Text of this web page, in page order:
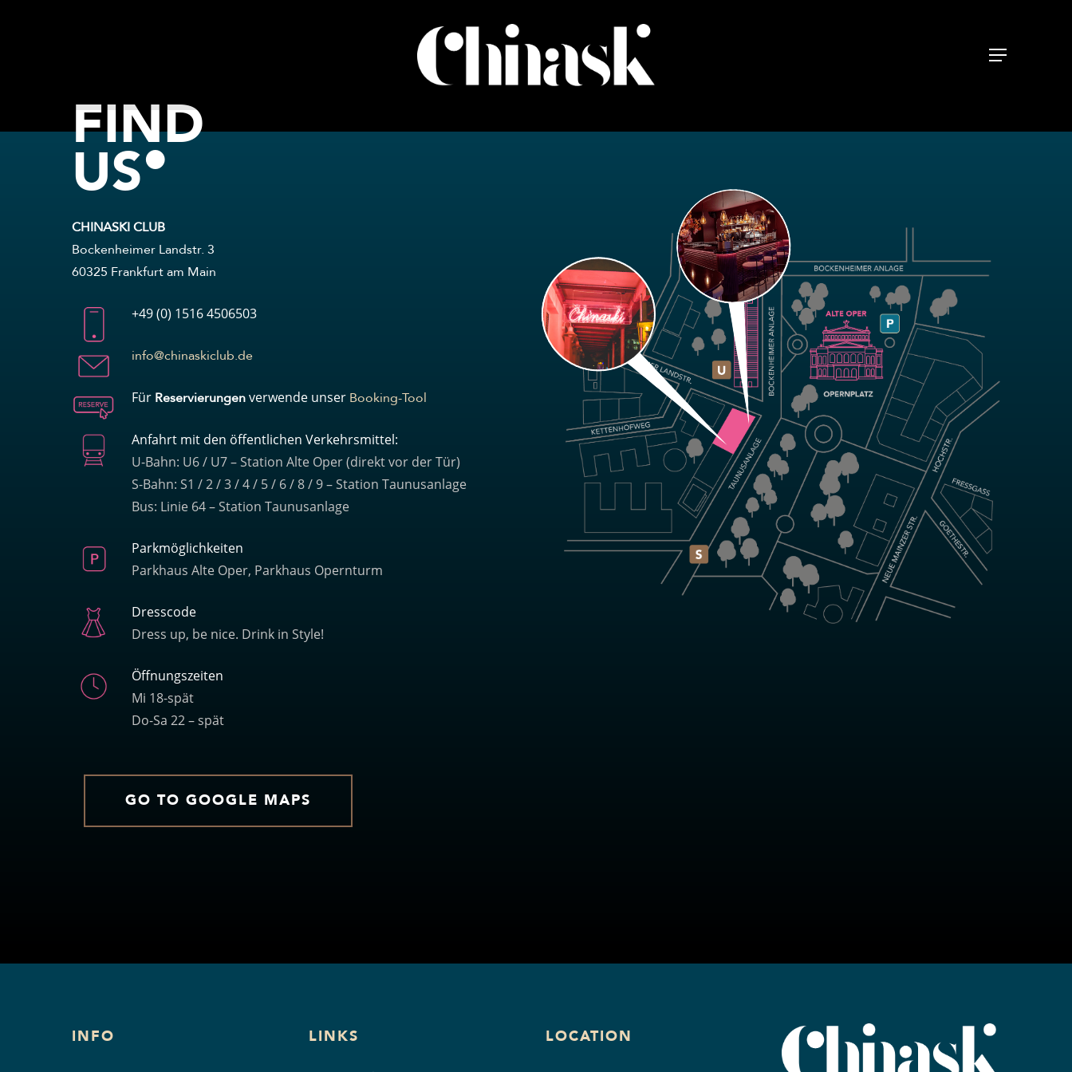
Menu
FIND
US
CHINASKI CLUB
Bockenheimer Landstr. 3
60325 Frankfurt am Main
+49 (0) 1516 4506503
info@chinaskiclub.de
Für Reservierungenverwende unser Booking-Tool
Anfahrt mit den öffentlichen Verkehrsmittel:
U-Bahn: U6 / U7 – Station Alte Oper (direkt vor der Tür)
S-Bahn: S1 / 2 / 3 / 4 / 5 / 6 / 8 / 9 – Station Taunusanlage
Bus: Linie 64 – Station Taunusanlage
Parkmöglichkeiten
Parkhaus Alte Oper, Parkhaus Opernturm
Dresscode
Dress up, be nice. Drink in Style!
Öffnungszeiten
Mi 18-spät
Do-Sa 22 – spät
GO TO GOOGLE MAPS
INFO LINKS LOCATION